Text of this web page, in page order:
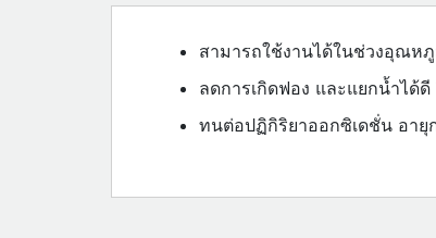
สามารถใช้งานได้ในช่วงอุณห
ลดการเกิดฟอง และแยกน้ำได้
ทนต่อปฏิกิริยาออกซิเดชั่น อายุ